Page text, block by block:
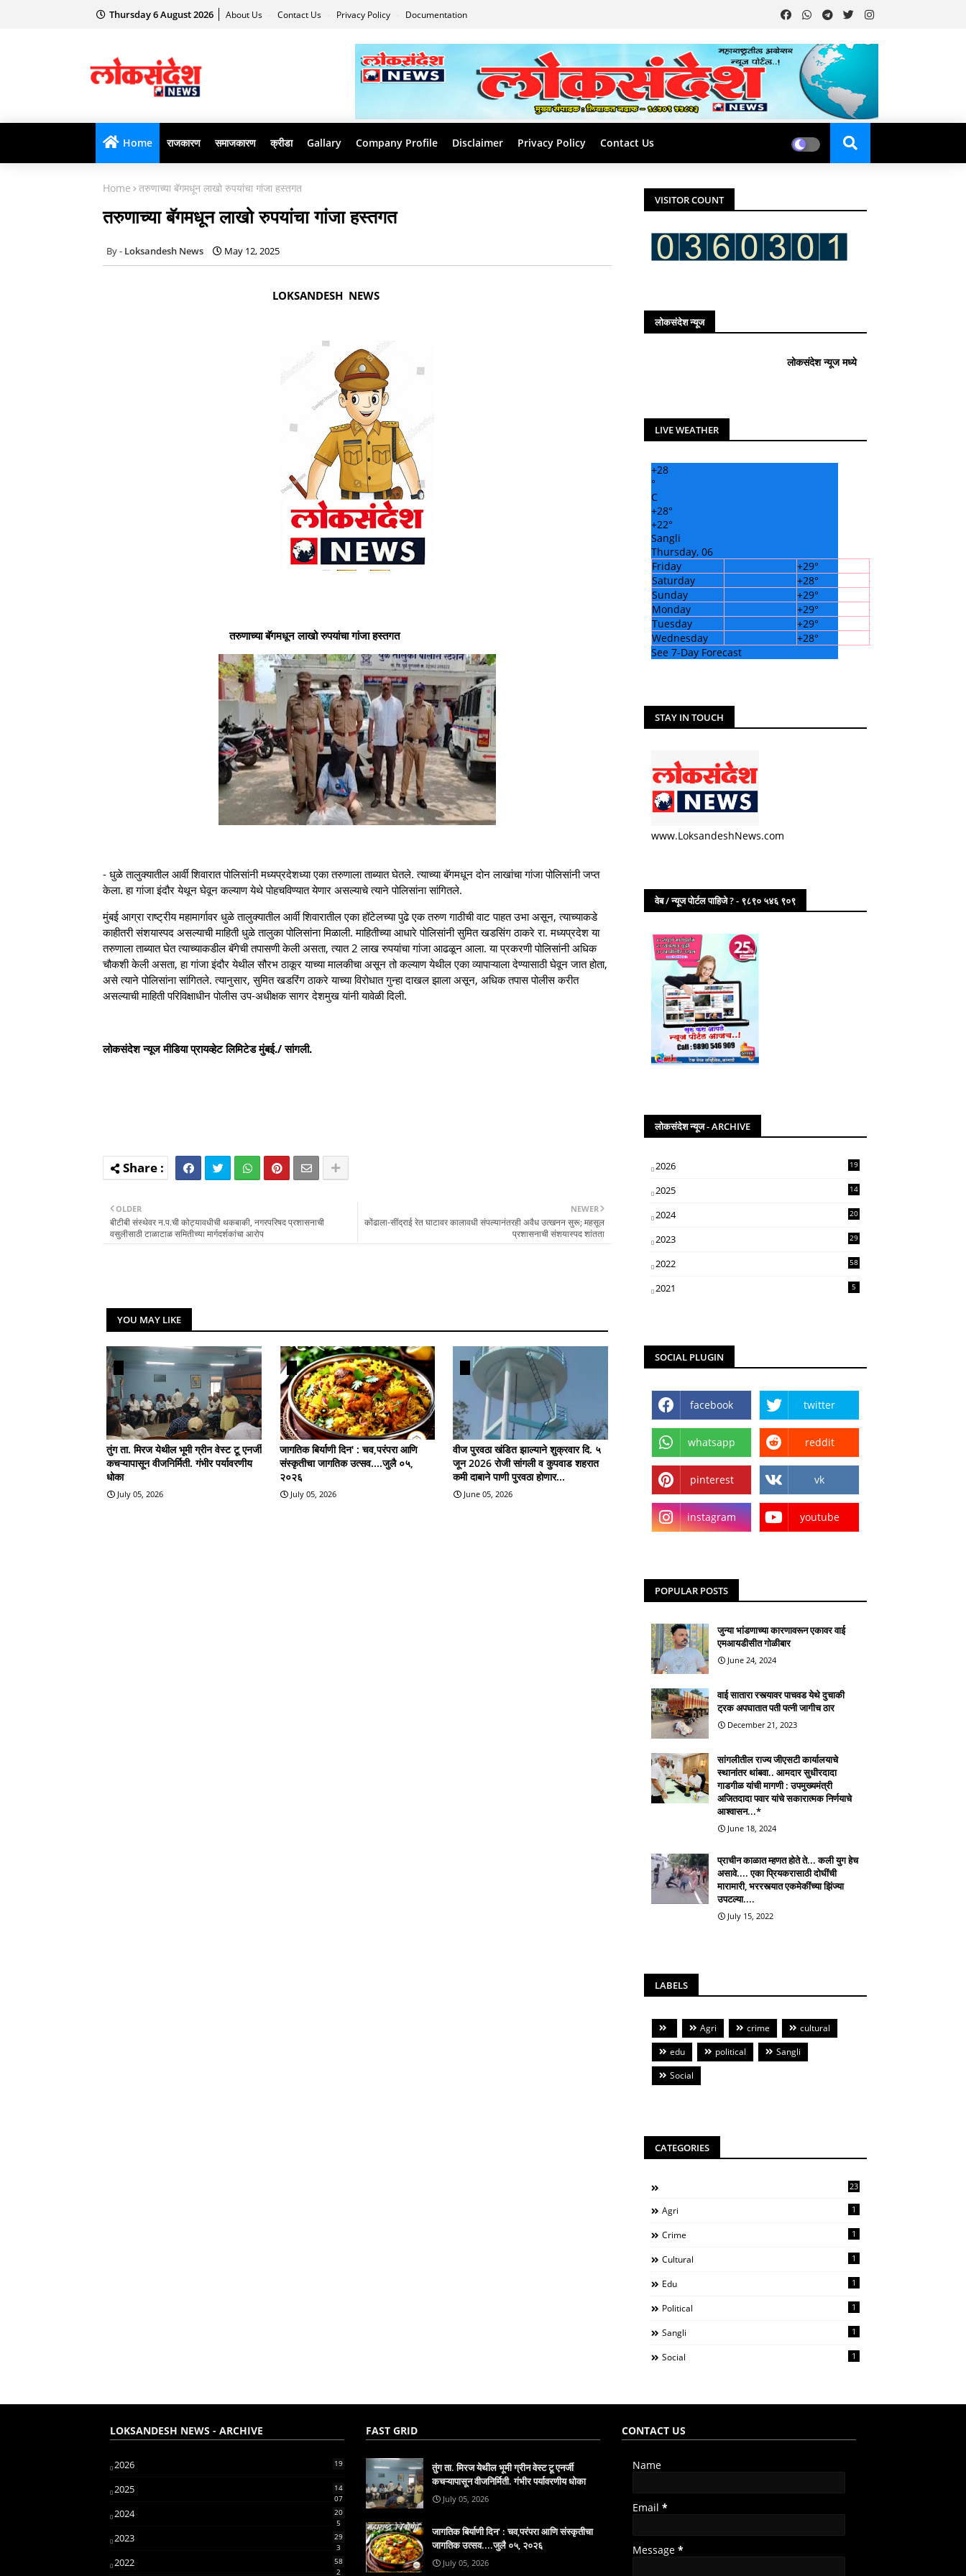
Thursday 6 August 2026 About Us Contact Us Privacy Policy Documentation
Home राजकारण समाजकारण क्रीडा Gallary Company Profile Disclaimer Privacy Policy Contact Us
Home तरुणाच्या बॅगमधून लाखो रुपयांचा गांजा हस्तगत
तरुणाच्या बॅगमधून लाखो रुपयांचा गांजा हस्तगत
Loksandesh News May 12, 2025
LOKSANDESH NEWS
तरुणाच्या बॅगमधून लाखो रुपयांचा गांजा हस्तगत
- धुळे तालुक्यातील आर्वी शिवारात पोलिसांनी मध्यप्रदेशध्या एका तरुणाला ताब्यात घेतले. त्याच्या बॅगमधून दोन लाखांचा गांजा पोलिसांनी जप्त
केला. हा गांजा इंदौर येथून घेवून कल्याण येथे पोहचविण्यात येणार असल्याचे त्याने पोलिसांना सांगितले.
मुंबई आग्रा राष्ट्रीय महामार्गावर धुळे तालुक्यातील आर्वी शिवारातील एका हॉटेलच्या पुढे एक तरुण गाठीची वाट पाहत उभा असून, त्याच्याकडे
काहीतरी संशयास्पद असल्याची माहिती धुळे तालुका पोलिसांना मिळाली. माहितीच्या आधारे पोलिसांनी सुमित खडसिंग ठाकरे रा. मध्यप्रदेश या
तरुणाला ताब्यात घेत त्याच्याकडील बॅगेची तपासणी केली असता, त्यात 2 लाख रुपयांचा गांजा आढळून आला. या प्रकरणी पोलिसांनी अधिक
चौकशी केली असता, हा गांजा इंदौर येथील सौरभ ठाकूर याच्या मालकीचा असून तो कल्याण येथील एका व्यापाऱ्याला देण्यासाठी घेवून जात होता,
असे त्याने पोलिसांना सांगितले. त्यानुसार, सुमित खडरिंग ठाकरे याच्या विरोधात गुन्हा दाखल झाला असून, अधिक तपास पोलीस करीत
असल्याची माहिती परिविक्षाधीन पोलीस उप-अधीक्षक सागर देशमुख यांनी यावेळी दिली.
लोकसंदेश न्यूज मीडिया प्रायव्हेट लिमिटेड मुंबई./ सांगली.
NEWER
कोंढाला-सींद्राई रेत घाटावर कालावधी संपल्यानंतरही अवैध उत्खनन सुरू; महसूल
प्रशासनाची संशयास्पद शांतता
OLDER
बीटीबी संस्थेवर न.प.ची कोट्यावधीची थकबाकी, नगरपरिषद प्रशासनाची
वसुलीसाठी टाळाटाळ समितीच्या मार्गदर्शकांचा आरोप
YOU MAY LIKE
तुंग ता. मिरज येथील भूमी ग्रीन वेस्ट टू एनर्जी
कचऱ्यापासून वीजनिर्मिती. गंभीर पर्यावरणीय
धोका
July 05, 2026
जागतिक बिर्याणी दिन' : चव,परंपरा आणि
संस्कृतीचा जागतिक उत्सव....जुलै ०५,
२०२६
July 05, 2026
वीज पुरवठा खंडित झाल्याने शुक्रवार दि. ५
जून 2026 रोजी सांगली व कुपवाड शहरात
कमी दाबाने पाणी पुरवठा होणार...
June 05, 2026
VISITOR COUNT
लोकसंदेश न्यूज
लोकसंदेश न्यूज मध्ये आपले सहर्ष स्वागत आहे..!
LIVE WEATHER
+28
°
C
+28°
+22°
Sangli
Thursday, 06
Friday
+29° +
Saturday
+28° +
Sunday
+29° +
Monday
+29° +
Tuesday
+29° +
Wednesday
+28° +
See 7-Day Forecast
STAY IN TOUCH
www.LoksandeshNews.com
वेब / न्यूज पोर्टल पाहिजे ? - ९८९० ५४६ ९०९
लोकसंदेश न्यूज - ARCHIVE
2026 19
2025
14
2024
20
2023
29
2022
58
2021 5
SOCIAL PLUGIN
facebook twitter
whatsapp reddit
pinterest vk
instagram youtube
POPULAR POSTS
जुन्या भांडणाच्या कारणावरून एकावर वाई
एमआयडीसीत गोळीबार
June 24, 2024
वाई सातारा रस्त्यावर पाचवड येथे दुचाकी
ट्रक अपघातात पती पत्नी जागीच ठार
December 21, 2023
सांगलीतील राज्य जीएसटी कार्यालयाचे
स्थानांतर थांबवा.. आमदार सुधीरदादा
गाडगीळ यांची मागणी : उपमुख्यमंत्री
अजितदादा पवार यांचे सकारात्मक निर्णयाचे
आश्वासन...*
June 18, 2024
प्राचीन काळात म्हणत होते ते... कली युग हेच
असावे.... एका प्रियकरासाठी दोघींची
मारामारी, भररस्त्यात एकमेकींच्या झिंज्या
उपटल्या....
July 15, 2022
LABELS
Agri crime
cultural
edu
political
Sangli
Social
CATEGORIES
23
Agri 1
Crime 1
Cultural 1
Edu 1
Political 1
Sangli 1
Social 1
LOKSANDESH NEWS - ARCHIVE
2026 19
2025
14
07
2024
20
5
2023
29
3
2022
58
2
FAST GRID
तुंग ता. मिरज येथील भूमी ग्रीन वेस्ट टू एनर्जी
कचऱ्यापासून वीजनिर्मिती. गंभीर पर्यावरणीय धोका
July 05, 2026
जागतिक बिर्याणी दिन' : चव,परंपरा आणि संस्कृतीचा
जागतिक उत्सव....जुलै ०५, २०२६
July 05, 2026
CONTACT US
Name
Email *
Message *